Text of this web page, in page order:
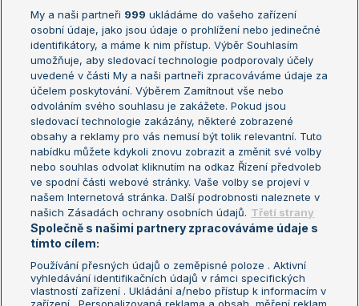
Žebříček ATP (muži)
Žebříček WTA (ženy)
Sázkařský žebříček
Australian Open
French Open
Wimbledon
US Open
Turnaj mistrů
Turnaj mistryň
Aktualní trendy
Fotbalové přestupy
Livesport Daily
LS Prague Open
Podmínky užití
Nastavení soukromí
My a naši partneři 999 ukládáme do vašeho zařízení
osobní údaje, jako jsou údaje o prohlížení nebo jedinečné
identifikátory, a máme k nim přístup. Výběr Souhlasím
umožňuje, aby sledovací technologie podporovaly účely
uvedené v části My a naši partneři zpracováváme údaje za
účelem poskytování. Výběrem Zamítnout vše nebo
odvoláním svého souhlasu je zakážete. Pokud jsou
sledovací technologie zakázány, některé zobrazené
obsahy a reklamy pro vás nemusí být tolik relevantní. Tuto
nabídku můžete kdykoli znovu zobrazit a změnit své volby
nebo souhlas odvolat kliknutím na odkaz Řízení předvoleb
ve spodní části webové stránky. Vaše volby se projeví v
našem Internetová stránka. Další podrobnosti naleznete v
našich Zásadách ochrany osobních údajů. Třetí strany
Společně s našimi partnery zpracováváme údaje s
tímto cílem:
Používání přesných údajů o zeměpisné poloze . Aktivní
vyhledávání identifikačních údajů v rámci specifických
vlastností zařízení . Ukládání a/nebo přístup k informacím v